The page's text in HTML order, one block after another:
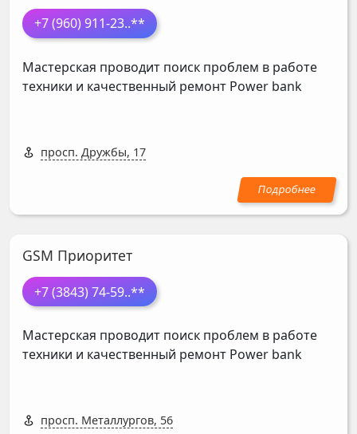
+7 (960) 911-23..**
Мастерская проводит поиск проблем в работе
техники и качественный ремонт Power bank
просп. Дружбы, 17
GSM Приоритет
+7 (3843) 74-59..**
Мастерская проводит поиск проблем в работе
техники и качественный ремонт Power bank
просп. Металлургов, 56